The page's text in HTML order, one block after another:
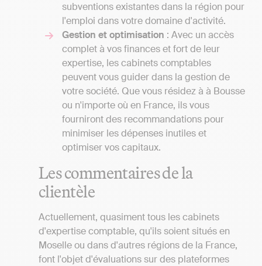
subventions existantes dans la région pour
l'emploi dans votre domaine d'activité.
Gestion et optimisation : Avec un accès
complet à vos finances et fort de leur
expertise, les cabinets comptables
peuvent vous guider dans la gestion de
votre société. Que vous résidez à à Bousse
ou n'importe où en France, ils vous
fourniront des recommandations pour
minimiser les dépenses inutiles et
optimiser vos capitaux.
Les commentaires de la
clientèle
Actuellement, quasiment tous les cabinets
d'expertise comptable, qu'ils soient situés en
Moselle ou dans d'autres régions de la France,
font l'objet d'évaluations sur des plateformes